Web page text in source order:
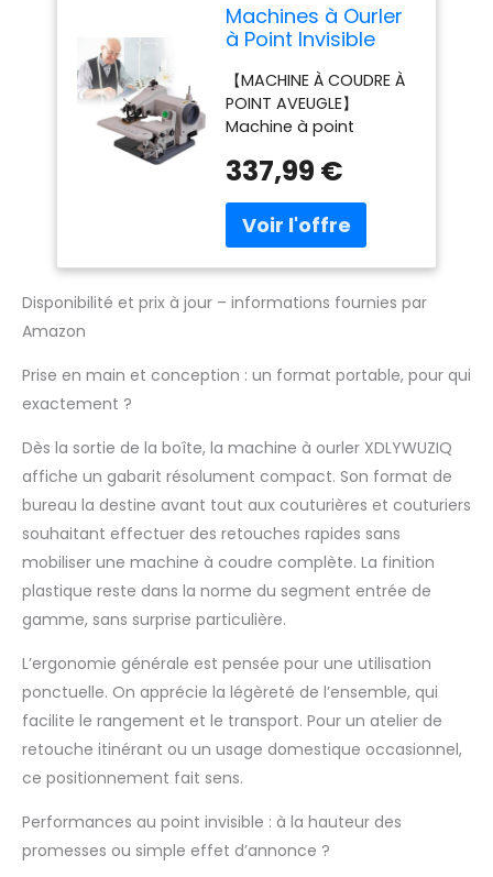
Machines à Ourler
à Point Invisible
De Bureau à Point
Invisible Avec 10
Aiguilles Et
Accessoires,
Machine à Coudre
Professionnelle à
Point Invisible
【MACHINE À COUDRE À
POINT AVEUGLE】
Machine à point
point réglable pour
tissus Vitesse
maximale de 1200
tr/min, Pédale de point
pied à vitesse variable ;
commencer 【LEVIER】
levier, permettant à la
machine de sauter un
point sur deux tout en
tissus légers
【AVANTAGE】Le point
de chaînette à fil
unique se cache de
pouvez pas le voir de
l'extérieur, ce qui rend
les vêtements plus
soignés, élégants et
confectionnés de
manière
【MULTI-FONCTION】
Machine à coudre à
337,99 €
Disponibilité et prix à jour – informations fournies par
Amazon
Prise en main et conception : un format portable, pour qui
exactement ?
Dès la sortie de la boîte, la machine à ourler XDLYWUZIQ
affiche un gabarit résolument compact. Son format de
bureau la destine avant tout aux couturières et couturiers
souhaitant effectuer des retouches rapides sans
mobiliser une machine à coudre complète. La finition
plastique reste dans la norme du segment entrée de
gamme, sans surprise particulière.
L’ergonomie générale est pensée pour une utilisation
ponctuelle. On apprécie la légèreté de l’ensemble, qui
facilite le rangement et le transport. Pour un atelier de
retouche itinérant ou un usage domestique occasionnel,
ce positionnement fait sens.
Performances au point invisible : à la hauteur des
promesses ou simple effet d’annonce ?